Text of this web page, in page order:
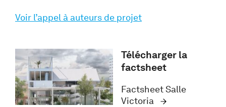
Voir l’appel à auteurs de projet
Télécharger la
factsheet
Factsheet Salle
Victoria